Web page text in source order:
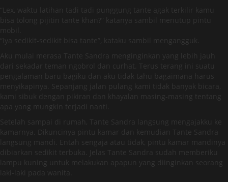
“Lex, waktu latihan tadi tadi punggung tante agak terkilir kamu
bisa tolong pijitin tante khan?” katanya sambil menutup pintu
mobil.
“Iya sedikit-sedikit bisa tante”, kataku sambil mengangguk.
Aku mulai merasa Tante Sandra menginginkan yang lebih jauh
dari sekadar teman ngobrol dan curhat. Terus terang ini suatu
pengalaman baru bagiku dan aku tidak tahu bagaimana harus
menyikapinya. Sepanjang jalan pulang kami tidak banyak bicara,
kami sibuk dengan pikiran dan khayalan masing-masing tentang
apa yang mungkin terjadi nanti.
Setelah sampai di rumah, Tante Sandra langsung mengajakku ke
kamarnya. Dikuncinya pintu kamar dan kemudian Tante Sandra
langsung mandi. Entah sengaja atau tidak, pintu kamar mandinya
dibiarkan sedikit terbuka. Jelas Tante Sandra sudah memberiku
lampu kuning untuk melakukan apapun yang diinginkan seorang
laki-laki pada wanita.